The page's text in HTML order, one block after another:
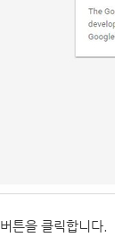
버튼을 클릭합니다.